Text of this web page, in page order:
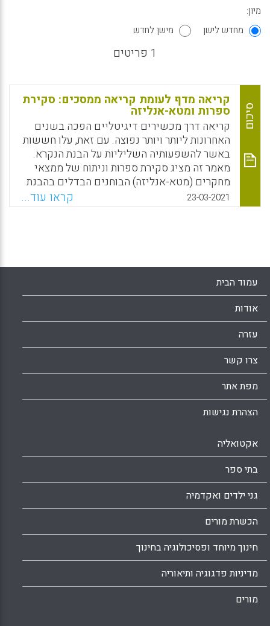
מיון:
מחדש לישן
מישן לחדש
1 פריטים
סיכום
קריאה מדף לעומת קריאה ממסכים: סקירת
ספרות ומטא-אנליזה
קריאה דרך מכשירים דיגיטליים הפכה בשנים
האחרונות ליותר ויותר נפוצה. עם זאת, עלו חששות
באשר להשפעותיה השליליות על הבנת הנקרא.
מאמר זה מציג סקירת ספרות וניתוח של ממצאי
מחקרים (מטא-אנליזה) הבוחנים הבדלים בהבנת
הנקרא ובתהליכי קריאה של טקסט ממסך לעומת
טקסט מדף. באופן כללי, נמצא יתרון קל לקריאה
בטקסטים נרטיביים.
WhatsApp
Facebook
Email
X
23-03-2021 קראו עוד...
עמוד הבית
אודות
עזרה
צרו קשר
מפת אתר
הצהרת נגישות
אקטואליה
בתי ספר
גני ילדים ואקדמיה
הכשרת מורים
חינוך מיוחד ופסיכולוגיה בחינוך
מדיניות פדגוגיה ותיאוריה
מורים